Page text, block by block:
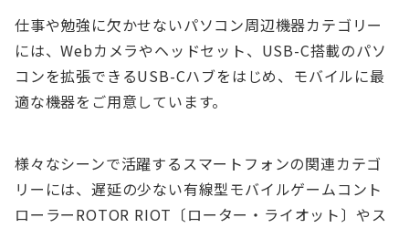
仕事や勉強に欠かせないパソコン周辺機器カテゴリー
には、Webカメラやヘッドセット、USB-C搭載のパソ
コンを拡張できるUSB-Cハブをはじめ、モバイルに最
適な機器をご用意しています。
様々なシーンで活躍するスマートフォンの関連カテゴ
リーには、遅延の少ない有線型モバイルゲームコント
ローラーROTOR RIOT〔ローター・ライオット〕やス